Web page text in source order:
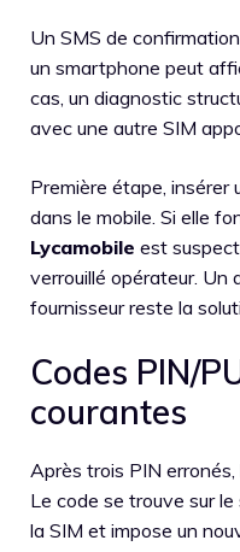
Un SMS de
un smartphone peut
cas, un diagnostic
avec une autre SIM
Première étape,
dans le mobile. Si elle
Lycamobile est
verrouillé opérateur. Un
fournisseur reste la
Codes PIN/
courantes
Après trois PIN
Le code se trouve sur
la SIM et impose un